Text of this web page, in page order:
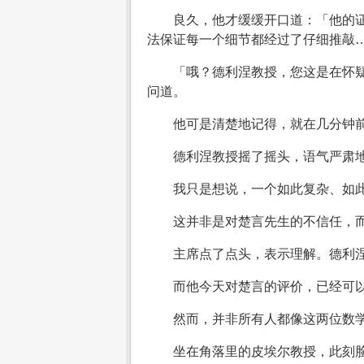
良久，他才缓缓开口道：「他的
法保证每一个细节都经过了仔细推
「哦？德利涅教授，您这是在
问道。
他可是清楚地记得，就在几分钟
德利涅教授摇了摇头，语气严肃
我只是想说，一个如此复杂、如
这并非是对楚言先生的不信任，
主席点了点头，表示理解。德利
而他今天对楚言的评价，已经可
然而，并非所有人都像这两位数
坐在角落里的皮埃尔教授，此刻